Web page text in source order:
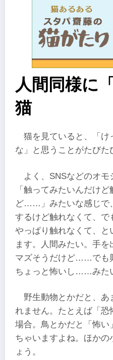
人間同様に
猫
猫を見ていると、「
な」と思うことがたびた
よく、SNSなどのオ
「触ってみたいんだけ
ど……」みたいな感じで
するけど触れなくて、で
やっぱり触れなくて、と
ます。人間みたい。手
マズそうだけど……でも
ちょっと怖いし……みた
野生動物とかだと、あ
れません。たとえば「恐
場合。鳥とかだと「怖
ちゃいますよね。ほかの
ょう。